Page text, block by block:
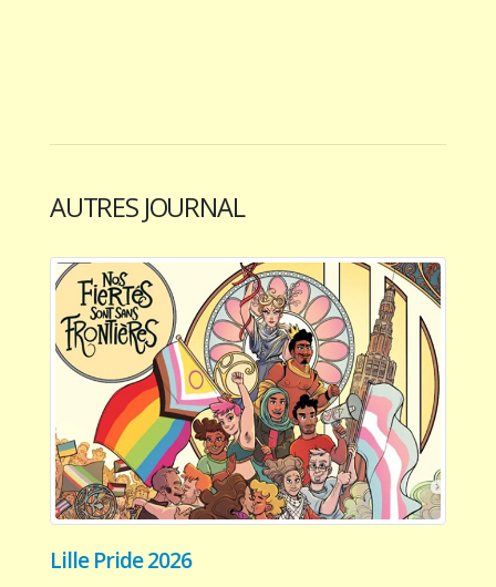
AUTRES JOURNAL
Lille Pride 2026